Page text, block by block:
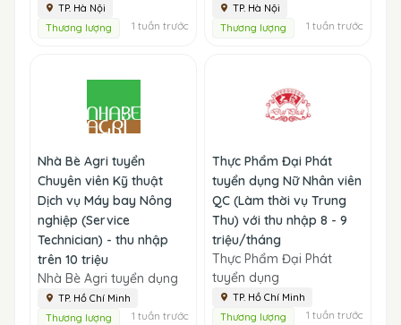
TP. Hà Nội
Thương lượng
1 tuần trước
TP. Hà Nội
Thương lượng
1 tuần trước
Nhà Bè Agri tuyển
Chuyên viên Kỹ thuật
Dịch vụ Máy bay Nông
nghiệp (Service
Technician) - thu nhập
trên 10 triệu
Nhà Bè Agri tuyển dụng
TP. Hồ Chí Minh
Thương lượng
1 tuần trước
Thực Phẩm Đại Phát
tuyển dụng Nữ Nhân viên
QC (Làm thời vụ Trung
Thu) với thu nhập 8 - 9
triệu/tháng
Thực Phẩm Đại Phát
tuyển dụng
TP. Hồ Chí Minh
Thương lượng
1 tuần trước